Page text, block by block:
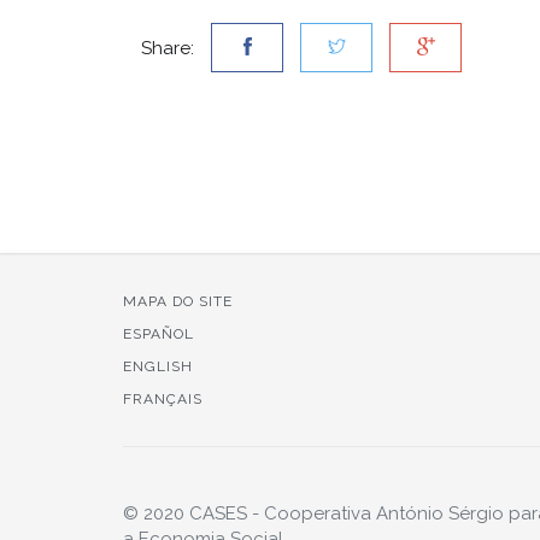
Share:
MAPA DO SITE
ESPAÑOL
ENGLISH
FRANÇAIS
© 2020 CASES - Cooperativa António Sérgio